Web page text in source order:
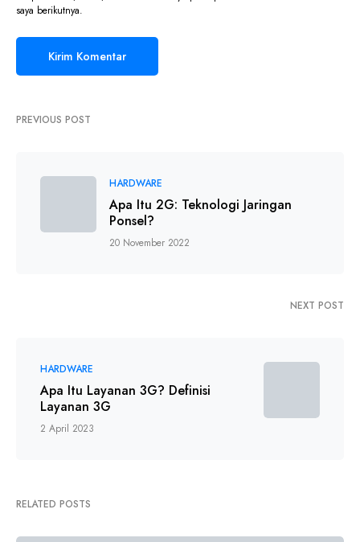
saya berikutnya.
PREVIOUS POST
HARDWARE
Apa Itu 2G: Teknologi Jaringan
Ponsel?
20 November 2022
NEXT POST
HARDWARE
Apa Itu Layanan 3G? Definisi
Layanan 3G
2 April 2023
RELATED POSTS